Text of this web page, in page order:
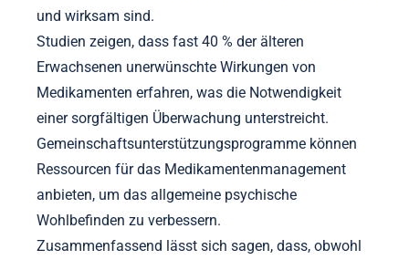
und wirksam sind.
Studien zeigen, dass fast 40 % der älteren
Erwachsenen unerwünschte Wirkungen von
Medikamenten erfahren, was die Notwendigkeit
einer sorgfältigen Überwachung unterstreicht.
Gemeinschaftsunterstützungsprogramme können
Ressourcen für das Medikamentenmanagement
anbieten, um das allgemeine psychische
Wohlbefinden zu verbessern.
Zusammenfassend lässt sich sagen, dass, obwohl